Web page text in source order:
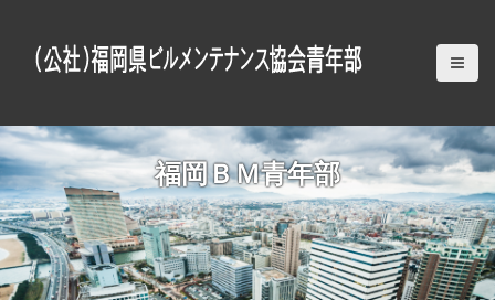
o
c
o
n
t
e
n
t
福岡ＢＭ青年部